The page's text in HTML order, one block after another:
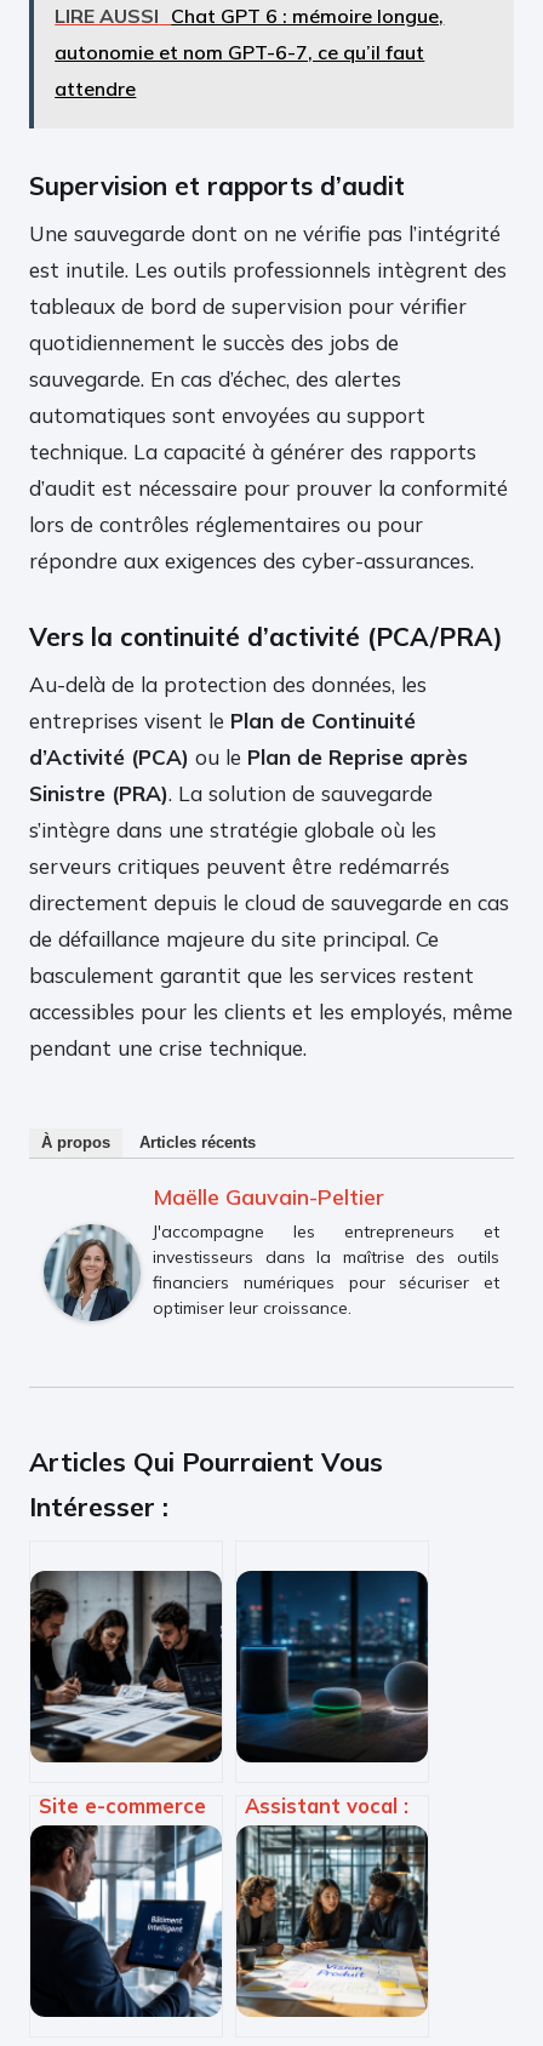
LIRE AUSSI Chat GPT 6 : mémoire longue,
autonomie et nom GPT-6-7, ce qu’il faut
attendre
Supervision et rapports d’audit
Une sauvegarde dont on ne vérifie pas l’intégrité
est inutile. Les outils professionnels intègrent des
tableaux de bord de supervision pour vérifier
quotidiennement le succès des jobs de
sauvegarde. En cas d’échec, des alertes
automatiques sont envoyées au support
technique. La capacité à générer des rapports
d’audit est nécessaire pour prouver la conformité
lors de contrôles réglementaires ou pour
répondre aux exigences des cyber-assurances.
Vers la continuité d’activité (PCA/PRA)
Au-delà de la protection des données, les
entreprises visent le Plan de Continuité
d’Activité (PCA) ou le Plan de Reprise après
Sinistre (PRA). La solution de sauvegarde
s’intègre dans une stratégie globale où les
serveurs critiques peuvent être redémarrés
directement depuis le cloud de sauvegarde en cas
de défaillance majeure du site principal. Ce
basculement garantit que les services restent
accessibles pour les clients et les employés, même
pendant une crise technique.
À propos Articles récents
Maëlle Gauvain-Peltier
J'accompagne les entrepreneurs et
investisseurs dans la maîtrise des outils
financiers numériques pour sécuriser et
optimiser leur croissance.
Articles Qui Pourraient Vous
Intéresser :
Site e-commerce
sur mesure : 3
leviers pour
transformer vos
contraintes
techniques en
avantage
concurrentiel
Assistant vocal :
gadget ou
véritable cerveau
pour votre maison
connectée ?